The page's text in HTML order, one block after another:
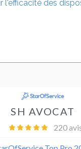
l'efficacité des